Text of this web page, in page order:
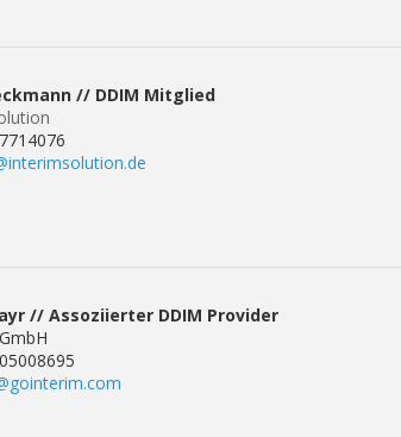
// DDIM Mitglied
// Assoziierter DDIM Provider